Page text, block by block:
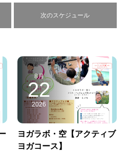
次のスケジュール
8月
22
2026
ヨガラボ・空【アクティブ
ヨガコース】